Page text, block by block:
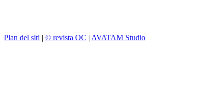
Plan del siti | © revista OC | AVATAM Studio